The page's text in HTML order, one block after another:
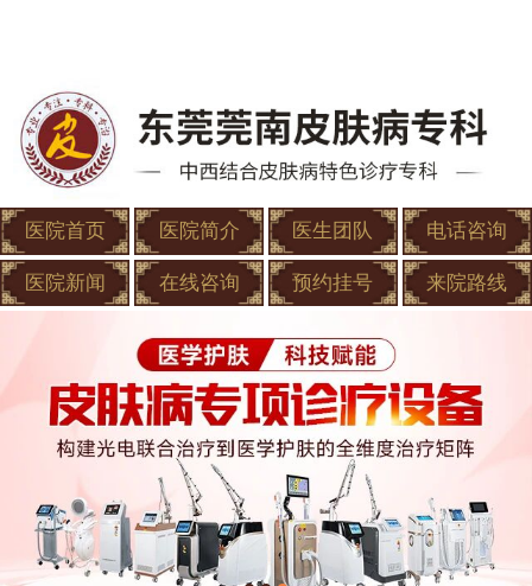
医院首页 医院简介 医生团队 电话咨询
医院新闻 在线咨询 预约挂号 来院路线